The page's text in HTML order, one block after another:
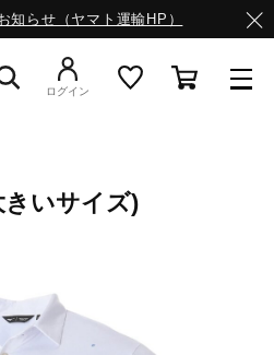
知らせ（ヤマト運輸HP）
ログイン
いサイズ)